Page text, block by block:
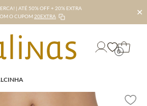
| ATÉ 50% OFF + 20% EXTRA
O CUPOM 20EXTRA ✕
0